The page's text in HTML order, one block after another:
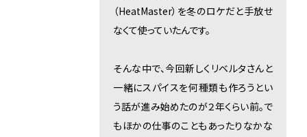
（HeatMaster）を冬のロケだと手放せ
なくて使っていたんです。
そんな中で、今回新しくリベルタさんと
一緒にスパイスを何種類も作ろうとい
う話が進み始めたのが２年くらい前。で
もほかの仕事のこともあったりなかな